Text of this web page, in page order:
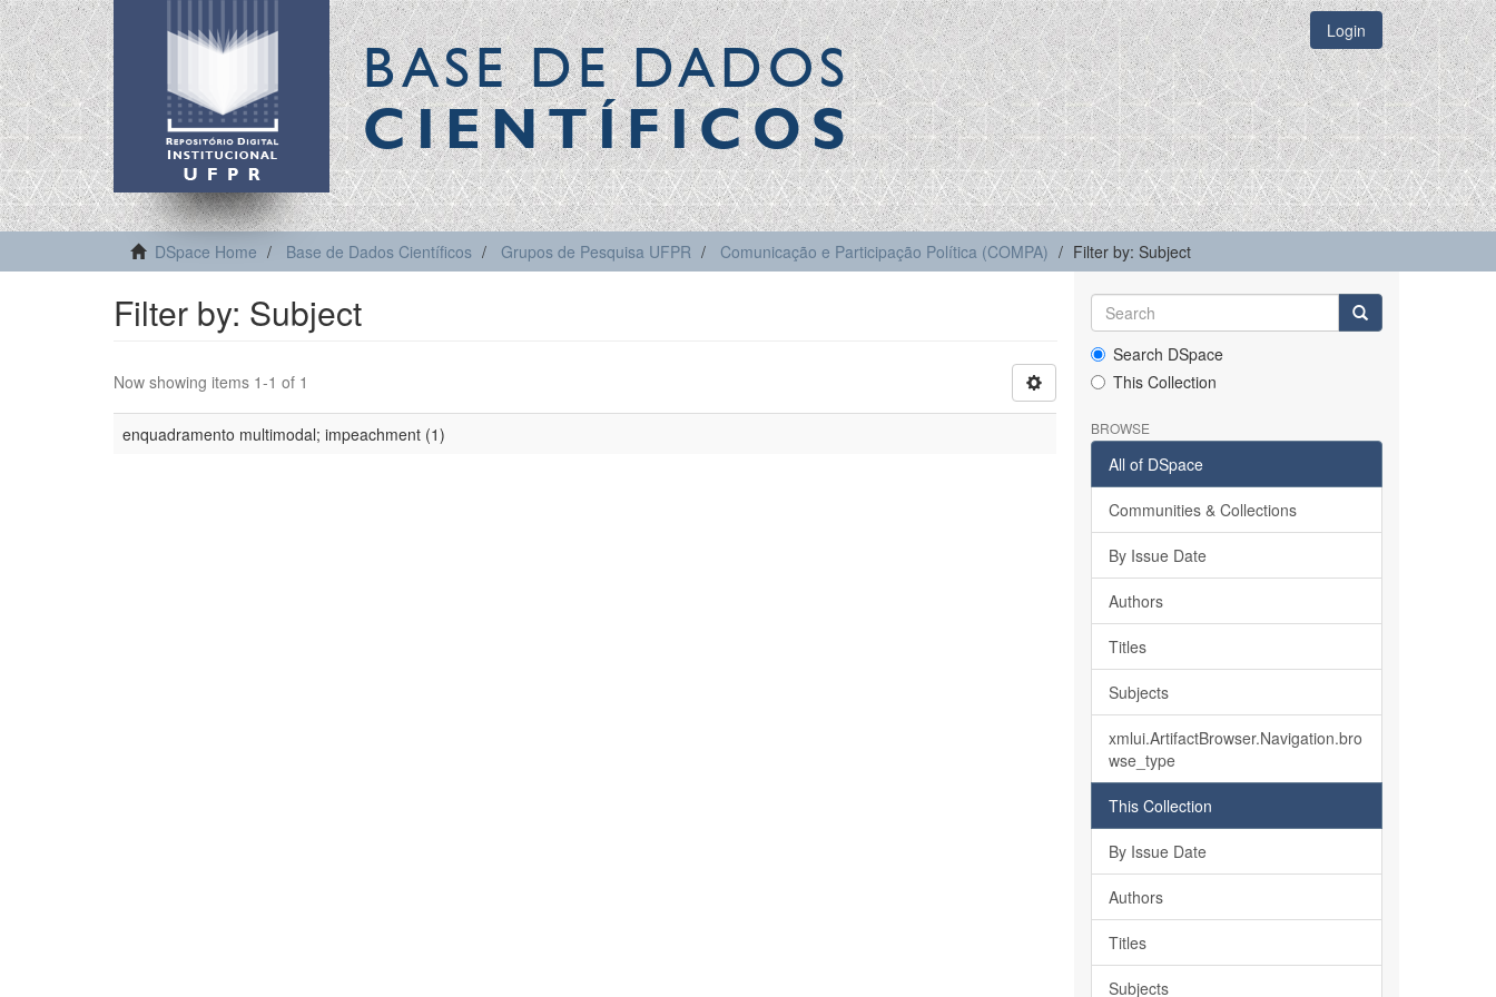
BASE DE DADOS
CIENTÍFICOS
Login
DSpace Home Base de Dados Científicos Grupos de Pesquisa UFPR Comunicação e Participação Política (COMPA) Filter by: Subject
Filter by: Subject
Now showing items 1-1 of 1
enquadramento multimodal; impeachment (1)
Search DSpace
This Collection
BROWSE
All of DSpace
Communities & Collections
By Issue Date
Authors
Titles
Subjects
xmlui.ArtifactBrowser.Navigation.bro
wse_type
This Collection
By Issue Date
Authors
Titles
Subjects